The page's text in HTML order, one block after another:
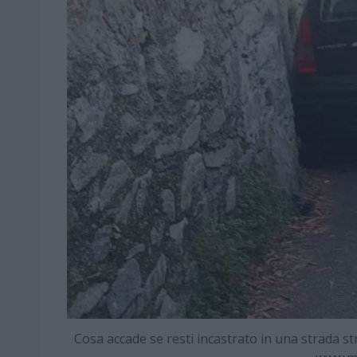
Cosa accade se resti incastrato in una strada